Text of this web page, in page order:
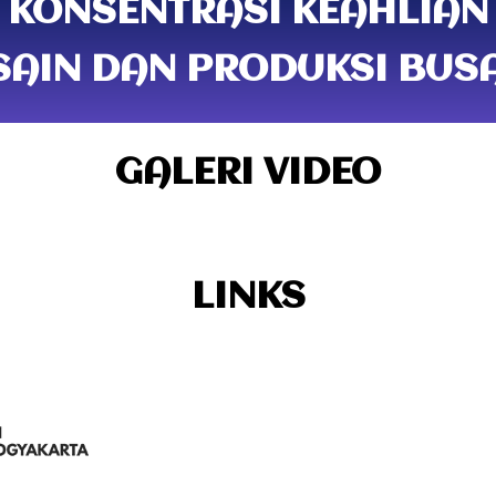
KONSENTRASI KEAHLIAN
DAN PRODUKSI
GALERI VIDEO
LINKS